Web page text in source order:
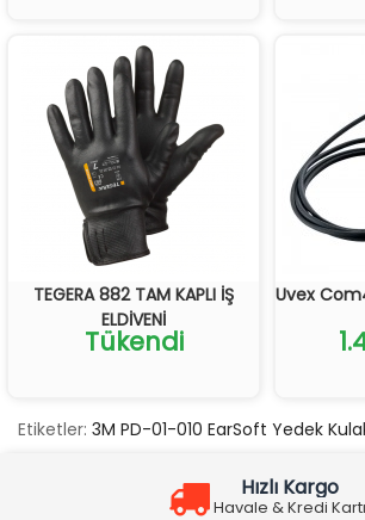
TEGERA 882 TAM KAPLI İŞ
ELDİVENİ
Tükendi
Uvex
Etiketler: 3M PD-01-010 EarSoft Yedek
Hızlı Kargo
Havale & Kredi Kartı